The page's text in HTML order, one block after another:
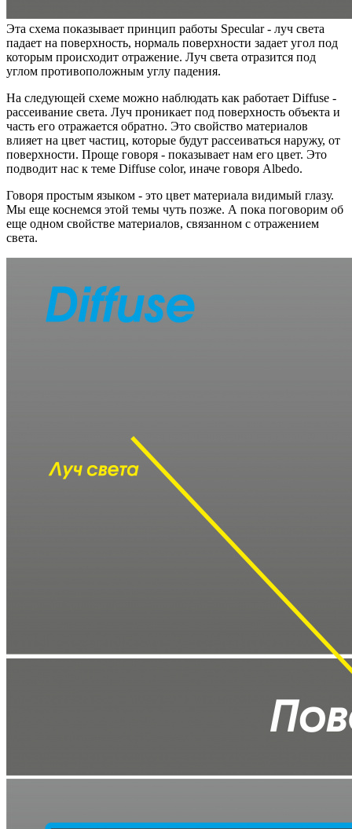
Эта схема показывает принцип работы Specular - луч света
падает на поверхность, нормаль поверхности задает угол под
которым происходит отражение. Луч света отразится под
углом противоположным углу падения.
На следующей схеме можно наблюдать как работает Diffuse -
рассеивание света. Луч проникает под поверхность объекта и
часть его отражается обратно. Это свойство материалов
влияет на цвет частиц, которые будут рассеиваться наружу, от
поверхности. Проще говоря - показывает нам его цвет. Это
подводит нас к теме Diffuse color, иначе говоря Albedo.
Говоря простым языком - это цвет материала видимый глазу.
Мы еще коснемся этой темы чуть позже. А пока поговорим об
еще одном свойстве материалов, связанном с отражением
света.